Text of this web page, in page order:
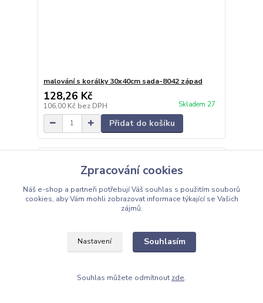
malování s korálky 30x40cm sada-8042 západ
128,26 Kč
106,00 Kč bez DPH Skladem 27
Přidat do košíku
Zpracování cookies
Náš e-shop a partneři potřebují Váš souhlas s použitím souborů
cookies, aby Vám mohli zobrazovat informace týkající se Vašich
zájmů.
Nastavení Souhlasím
Souhlas můžete odmítnout zde.